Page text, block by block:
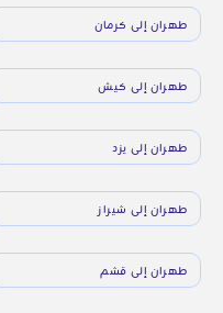
طهران إلى كرمان
طهران إلى كيش
طهران إلى يزد
طهران إلى شيراز
طهران إلى قشم